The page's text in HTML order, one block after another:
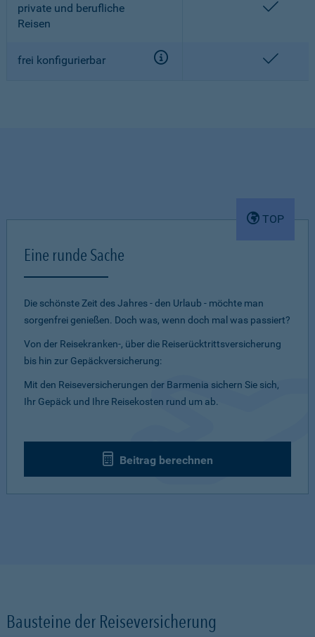
private und berufliche
Reisen
frei konfigurierbar
TOP
Eine runde Sache
Die schönste Zeit des Jahres - den Urlaub - möchte man
sorgenfrei genießen. Doch was, wenn doch mal was passiert?
Von der Reisekranken-, über die Reiserücktrittsversicherung
bis hin zur Gepäckversicherung:
Mit den Reiseversicherungen der Barmenia sichern Sie sich,
Ihr Gepäck und Ihre Reisekosten rund um ab.
Beitrag berechnen
Bausteine der Reiseversicherung